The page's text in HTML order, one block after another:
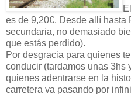
es de 9,20€. Desde allí hasta
secundaria, no demasiado
que estás perdido).
Por desgracia para quienes
conducir (tardamos unas 3hs
quienes adentrarse en la
carretera va pasando por